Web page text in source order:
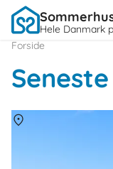
Hele Danmark
Forside